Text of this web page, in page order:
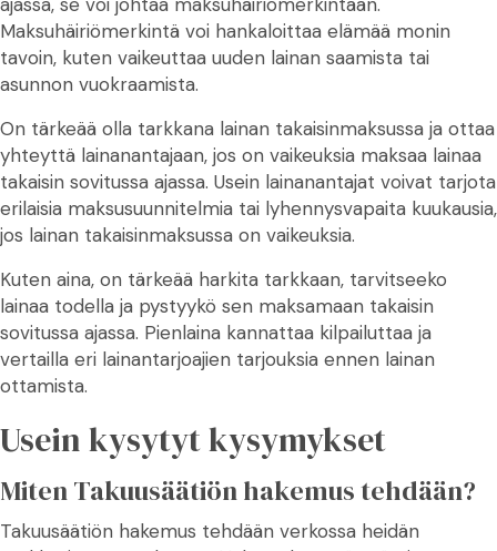
Maksuhäiriömerkintä voi hankaloittaa elämää monin
tavoin, kuten vaikeuttaa uuden lainan saamista tai
asunnon vuokraamista.
On tärkeää olla tarkkana lainan takaisinmaksussa ja ottaa
yhteyttä lainanantajaan, jos on vaikeuksia maksaa lainaa
takaisin sovitussa ajassa. Usein lainanantajat voivat tarjota
erilaisia maksusuunnitelmia tai lyhennysvapaita kuukausia,
jos lainan takaisinmaksussa on vaikeuksia.
Kuten aina, on tärkeää harkita tarkkaan, tarvitseeko
lainaa todella ja pystyykö sen maksamaan takaisin
sovitussa ajassa. Pienlaina kannattaa kilpailuttaa ja
vertailla eri lainantarjoajien tarjouksia ennen lainan
ottamista.
Usein kysytyt kysymykset
Miten Takuusäätiön hakemus tehdään?
Takuusäätiön hakemus tehdään verkossa heidän